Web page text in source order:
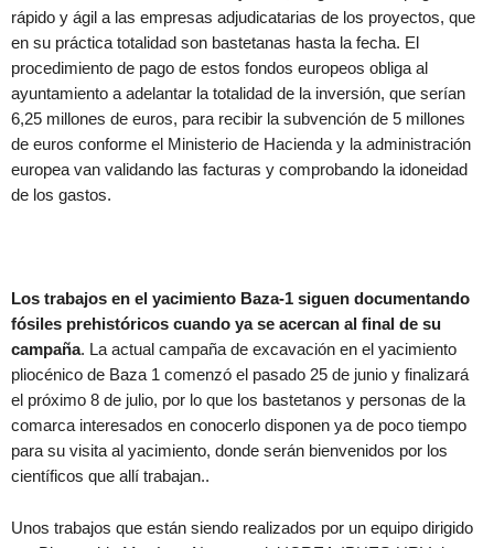
rápido y ágil a las empresas adjudicatarias de los proyectos, que
en su práctica totalidad son bastetanas hasta la fecha. El
procedimiento de pago de estos fondos europeos obliga al
ayuntamiento a adelantar la totalidad de la inversión, que serían
6,25 millones de euros, para recibir la subvención de 5 millones
de euros conforme el Ministerio de Hacienda y la administración
europea van validando las facturas y comprobando la idoneidad
de los gastos.
Los trabajos en el yacimiento Baza-1 siguen documentando
fósiles prehistóricos cuando ya se acercan al final de su
campaña. La actual campaña de excavación en el yacimiento
pliocénico de Baza 1 comenzó el pasado 25 de junio y finalizará
el próximo 8 de julio, por lo que los bastetanos y personas de la
comarca interesados en conocerlo disponen ya de poco tiempo
para su visita al yacimiento, donde serán bienvenidos por los
científicos que allí trabajan..
Unos trabajos que están siendo realizados por un equipo dirigido